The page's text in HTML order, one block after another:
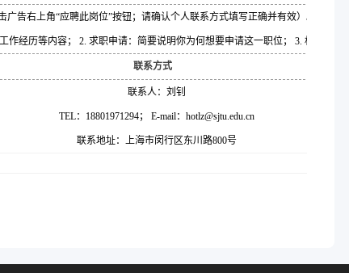
告右上角“应聘此岗位”按钮；请确认个人联系方式填写正确并有效）。同时，
作经历等内容； 2. 求职申请：简要说明你为何想要申请这一职位； 3. 相关证书
联系方式
联系人：刘钊
TEL：18801971294； E-mail：hotlz@sjtu.edu.cn
联系地址：上海市闵行区东川路800号